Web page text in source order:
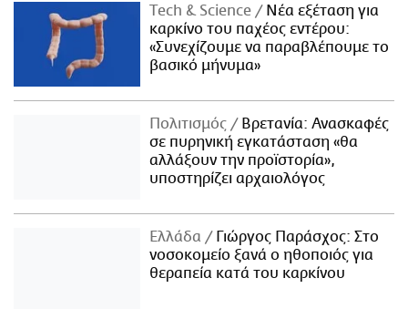
Τech & Science
Νέα εξέταση για
καρκίνο του παχέος εντέρου:
«Συνεχίζουμε να παραβλέπουμε το
βασικό μήνυμα»
Πολιτισμός
Βρετανία: Ανασκαφές
σε πυρηνική εγκατάσταση «θα
αλλάξουν την προϊστορία»,
υποστηρίζει αρχαιολόγος
Ελλάδα
Γιώργος Παράσχος: Στο
νοσοκομείο ξανά ο ηθοποιός για
θεραπεία κατά του καρκίνου